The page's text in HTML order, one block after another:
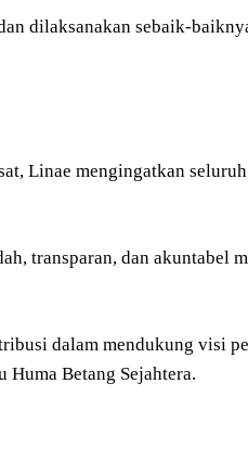
dilaksanakan sebaik-
Linae mengingatkan
transparan, dan akuntabel
dalam mendukung visi
Betang Sejahtera.